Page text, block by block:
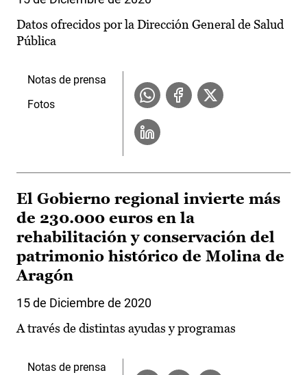
Datos ofrecidos por la Dirección General de Salud
Pública
Notas de prensa
Fotos
El Gobierno regional invierte más
de 230.000 euros en la
rehabilitación y conservación del
patrimonio histórico de Molina de
Aragón
15 de Diciembre de 2020
A través de distintas ayudas y programas
Notas de prensa